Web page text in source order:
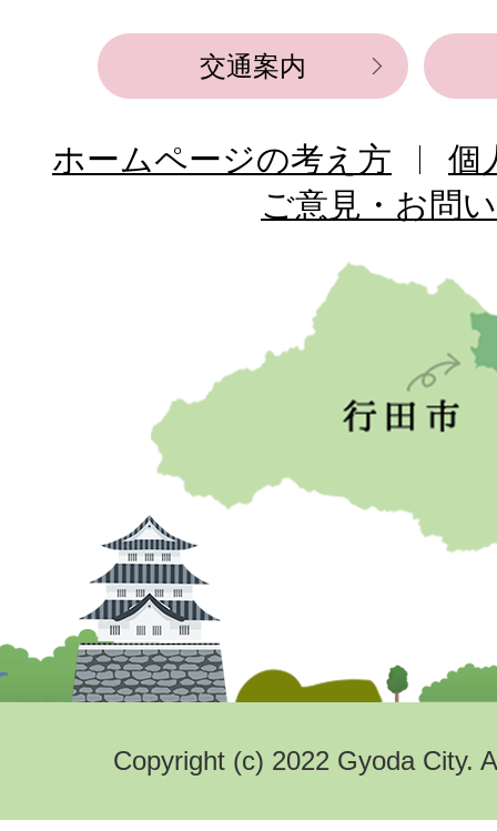
交通案内
ホームページの考え方
個
ご意見・お問
Copyright (c) 2022 Gyoda City.